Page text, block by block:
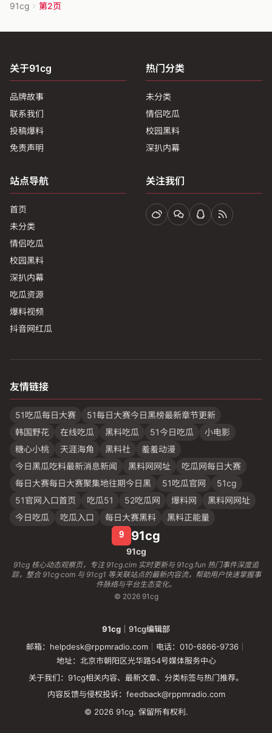
91cg 第2页
关于91cg
品牌故事
联系我们
投稿爆料
免责声明
热门分类
未分类
情侣吃瓜
校园黑料
深扒内幕
站点导航
首页
未分类
情侣吃瓜
校园黑料
深扒内幕
吃瓜资源
爆料视频
抖音网红瓜
关注我们
友情链接
51吃瓜每日大赛
51每日大赛今日黑榜最新章节更新
韩国野花
在线吃瓜 黑料吃瓜 51今日吃瓜
小电影
糖心小桃
天涯海角 黑料社
羞羞动漫
今日黑瓜吃料最新消息新闻
黑料网网址
吃瓜网每日大赛
每日大赛每日大赛聚集地往期今日黑
51吃瓜官网
51cg
51官网入口首页
吃瓜51 52吃瓜网 爆料网
黑料网网址
今日吃瓜
吃瓜入口 每日大赛黑料 黑料正能量
91cg
91cg
91cg 核心动态观察页，专注 91cg.cim 实时更新与 91cg.fun 热门事件深度追
踪，整合 91cg·com 与 91cg1 等关联站点的最新内容流，帮助用户快速掌握事
件脉络与平台生态变化。
© 2026 91cg
91cg ｜91cg编辑部
邮箱：helpdesk@rppmradio.com｜ 电话：010-6866-9736｜
地址：北京市朝阳区光华路54号媒体服务中心
关于我们：91cg相关内容、最新文章、分类标签与热门推荐。
内容反馈与侵权投诉：feedback@rppmradio.com
© 2026 91cg. 保留所有权利.